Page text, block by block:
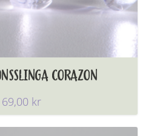
CORAZON
69,00 kr